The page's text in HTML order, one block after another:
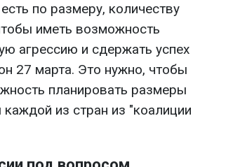
по размеру, количеству
иметь возможность
агрессию и сдержать успех
27 марта. Это нужно, чтобы
планировать размеры
из стран из "коалиции